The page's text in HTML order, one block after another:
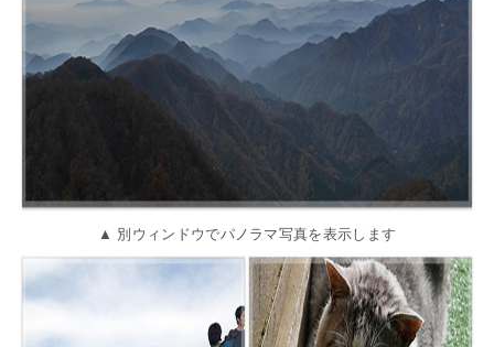
▲ 別ウィンドウでパノラマ写真を表示します